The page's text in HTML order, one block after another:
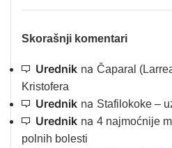
Skorašnji komentari
Urednik na Čaparal
Kristofera
Urednik na Stafilokoke –
Urednik na 4 najmoćnije
polnih bolesti